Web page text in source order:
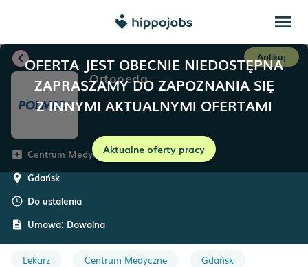
menu
OFERTA JEST OBECNIE NIEDOSTĘPNA
ZAPRASZAMY DO ZAPOZNANIA SIĘ
Z INNYMI AKTUALNYMI OFERTAMI
Aktualne oferty pracy
chevron_left Aplikuj
Ortopeda
add_box Centrum Medyczne POLMED
room Gdańsk
schedule Do ustalenia
description Umowa: Dowolna
Lekarz Centrum Medyczne Gdańsk